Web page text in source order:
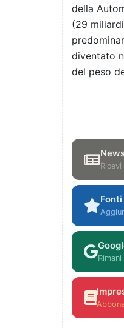
della
(29
diventato
del peso